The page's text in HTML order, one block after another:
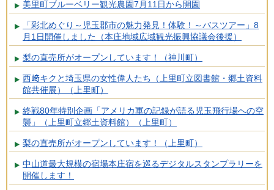
美里町ブルーベリー観光農園7月11日から開園
「彩北めぐり～児玉郡市の魅力発見！体験！～バスツアー」8
月1日開催しました（本庄地域広域観光振興協議会後援）
梨の直売所がオープンしています！（神川町）
西﨑キクと埼玉県の女性偉人たち（上里町立図書館・郷土資料
館共催展）（上里町）
終戦80年特別企画「アメリカ軍の記録が語る児玉飛行場への空
襲」（上里町立郷土資料館）（上里町）
梨の直売所がオープンしています！（上里町）
中山道最大規模の宿場本庄宿を巡るデジタルスタンプラリーを
開催します！